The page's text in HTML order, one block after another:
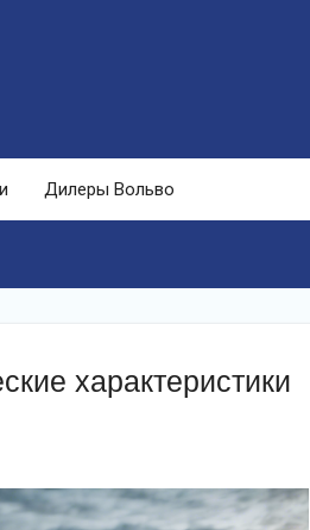
Дилеры Вольво
характеристики